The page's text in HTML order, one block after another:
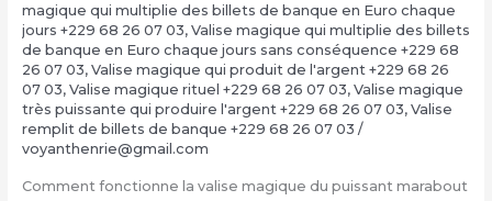
magique qui multiplie des billets de banque en Euro chaque
jours +229 68 26 07 03, Valise magique qui multiplie des billets
de banque en Euro chaque jours sans conséquence +229 68
26 07 03, Valise magique qui produit de l'argent +229 68 26
07 03, Valise magique rituel +229 68 26 07 03, Valise magique
très puissante qui produire l'argent +229 68 26 07 03, Valise
remplit de billets de banque +229 68 26 07 03 /
voyanthenrie@gmail.com
Comment fonctionne la valise magique du puissant marabout